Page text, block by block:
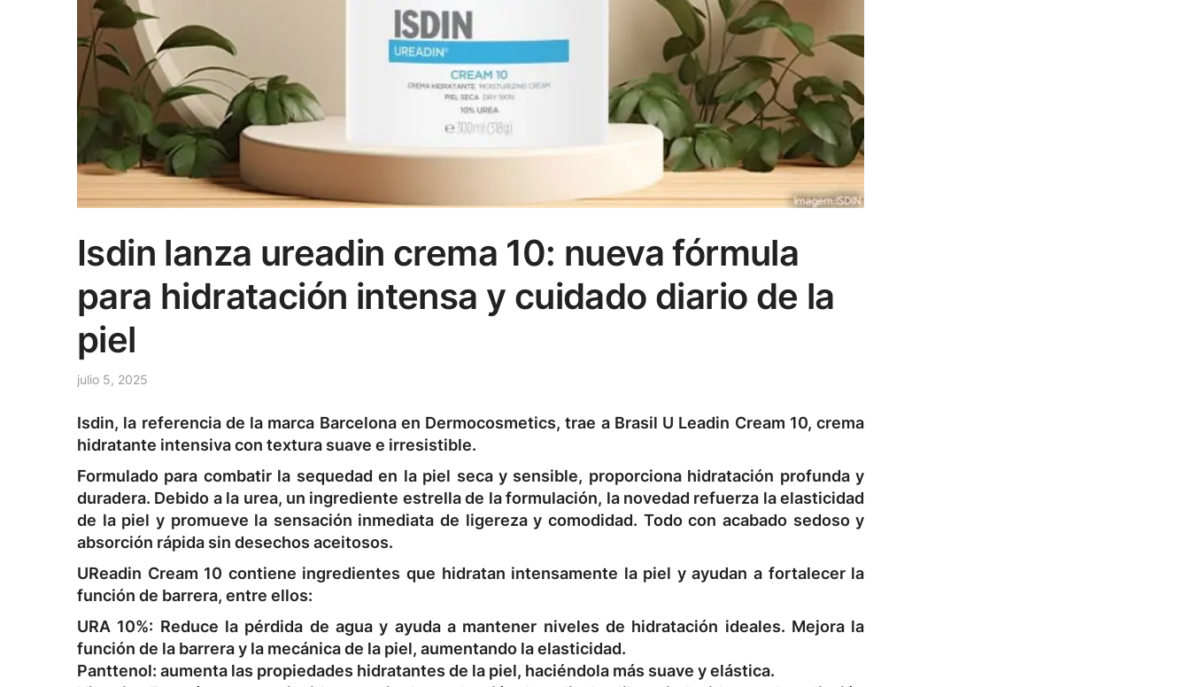
Isdin lanza ureadin crema 10: nueva fórmula
para hidratación intensa y cuidado diario de la
piel
julio 5, 2025
Isdin, la referencia de la marca Barcelona en Dermocosmetics, trae a Brasil U Leadin Cream 10, crema
hidratante intensiva con textura suave e irresistible.
Formulado para combatir la sequedad en la piel seca y sensible, proporciona hidratación profunda y
duradera. Debido a la urea, un ingrediente estrella de la formulación, la novedad refuerza la elasticidad
de la piel y promueve la sensación inmediata de ligereza y comodidad. Todo con acabado sedoso y
absorción rápida sin desechos aceitosos.
UReadin Cream 10 contiene ingredientes que hidratan intensamente la piel y ayudan a fortalecer la
función de barrera, entre ellos:
URA 10%: Reduce la pérdida de agua y ayuda a mantener niveles de hidratación ideales. Mejora la
función de la barrera y la mecánica de la piel, aumentando la elasticidad.
Panttenol: aumenta las propiedades hidratantes de la piel, haciéndola más suave y elástica.